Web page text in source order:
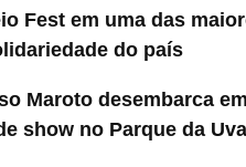
Fest em uma das
do país
Maroto desembarca
show no Parque da Uva